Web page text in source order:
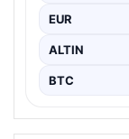
EUR
ALTIN
BTC